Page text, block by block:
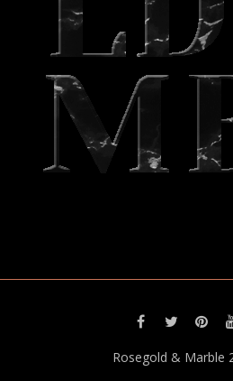
Rosegold & Marble